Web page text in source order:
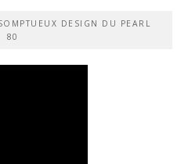
DESIGN DU PEARL
80